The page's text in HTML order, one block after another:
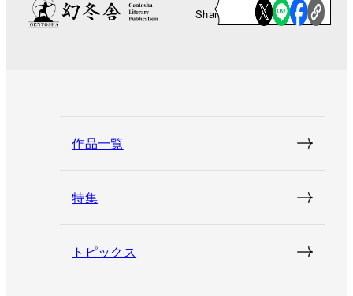
Share
作品一覧
特集
トピックス